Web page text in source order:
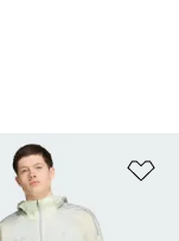
de deseos